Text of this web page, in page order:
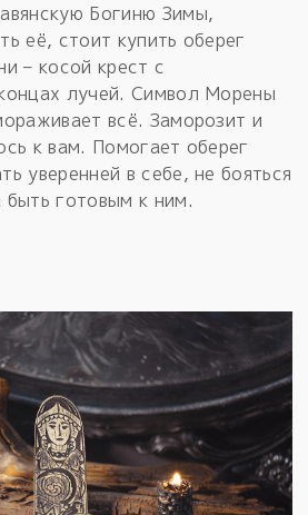
Богиню Зимы,
её, стоит купить оберег
– косой крест с
лучей. Символ Морены
всё. Заморозит и
к вам. Помогает оберег
уверенней в себе, не бояться
готовым к ним.